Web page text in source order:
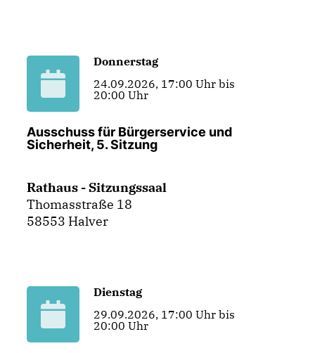
Donnerstag
24.09.2026, 17:00 Uhr bis
20:00 Uhr
Ausschuss für Bürgerservice und
Sicherheit, 5. Sitzung
Rathaus - Sitzungssaal
Thomasstraße 18
58553 Halver
Dienstag
29.09.2026, 17:00 Uhr bis
20:00 Uhr